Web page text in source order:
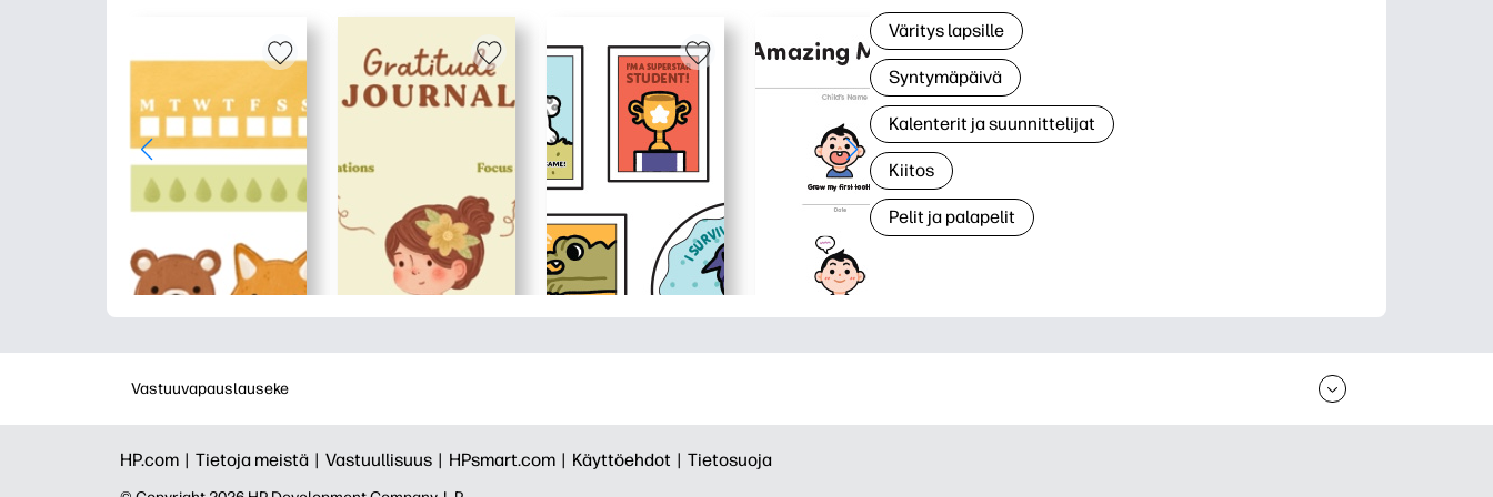
Väritys lapsille
Syntymäpäivä
Kalenterit ja suunnittelijat
Kiitos
Pelit ja palapelit
Vastuuvapauslauseke
HP.com | Tietoja meistä | Vastuullisuus | HPsmart.com | Käyttöehdot | Tietosuoja